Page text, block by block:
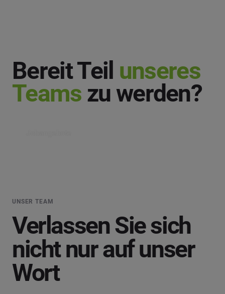
Bereit Teil unseres
Teams zu werden?
UNSER TEAM
Verlassen Sie sich
nicht nur auf unser
Wort